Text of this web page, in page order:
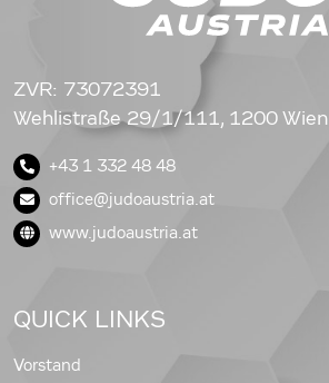
ZVR: 73072391
Wehlistraße 29/1/111, 1200 Wien
+43 1 332 48 48
office@judoaustria.at
www.judoaustria.at
QUICK LINKS
Vorstand